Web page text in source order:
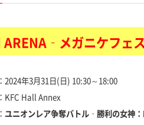
ARENA‐メガニケフェ
年3月31日(日) 10:30～18:00
Hall Annex
ユニオンレア争奪バトル‐勝利の女神